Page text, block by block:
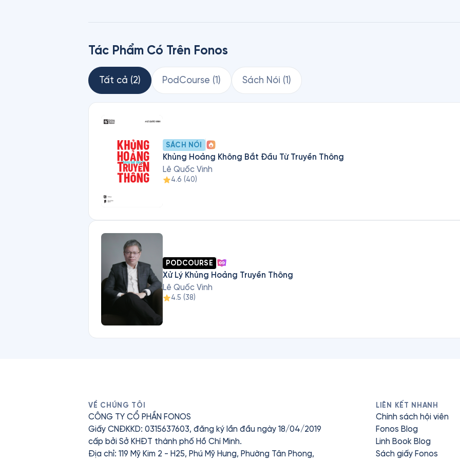
Tác Phẩm Có Trên Fonos
Tất cả (2) PodCourse (1 ) Sách Nói (1 )
SÁCH NÓI
Khủng Hoảng Không Bắt Đầu Từ Truyền Thông
Lê Quốc Vinh
4.6 (40)
PODCOURSE
Xử Lý Khủng Hoảng Truyền Thông
Lê Quốc Vinh
4.5 (38)
VỀ CHÚNG TÔI
CÔNG TY CỔ PHẦN FONOS
Giấy CNĐKKD: 0315637603, đăng ký lần đầu ngày 18/04/2019
cấp bởi Sở KHĐT thành phố Hồ Chí Minh.
Địa chỉ: 119 Mỹ Kim 2 - H25, Phú Mỹ Hưng, Phường Tân Phong,
LIÊN KẾT NHANH
Chính sách hội viên
Fonos Blog
Linh Book Blog
Sách giấy Fonos